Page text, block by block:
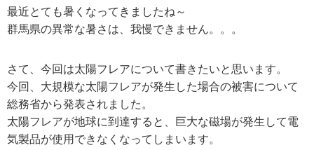
最近とても暑くなってきましたね～
群馬県の異常な暑さは、我慢できません。。。
さて、今回は太陽フレアについて書きたいと思います。
今回、大規模な太陽フレアが発生した場合の被害について
総務省から発表されました。
太陽フレアが地球に到達すると、巨大な磁場が発生して電
気製品が使用できなくなってしまいます。